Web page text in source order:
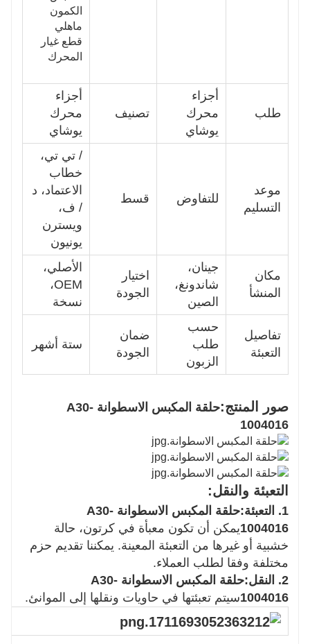
الكمون
ماهلي
قطع غيار
المحرك
طلب
أجزاء
محرك
يوشاي
تصنيف
أجزاء
محرك
يوشاي
موعد
التسليم
للتفاوض قسط
/ تي تي،
خطاب
الاعتماد، د
/ ف،
ويسترن
يونيون
مكان
المنشأ
جينان،
شاندونغ،
الصين
اختيار
الجودة
الأصلي،
OEM،
نسخة
تفاصيل
التعبئة
حسب
طلب
الزبون
ضمان
الجودة
ستة أشهر
صور المنتج:
حلقة المكبس الاسطوانة A30-
1004016
التعبئة والنقل:
1. التعبئة:
حلقة المكبس الاسطوانة A30-
1004016يمكن أن تكون معبأة في كرتون، حالة
خشبية أو غيرها من التعبئة المعينة. يمكننا تقديم حزم
مختلفة وفقا لطلب العملاء.
2. النقل:
حلقة المكبس الاسطوانة A30-
1004016سيتم تعبئتها في حاويات ونقلها إلى الموانئ.